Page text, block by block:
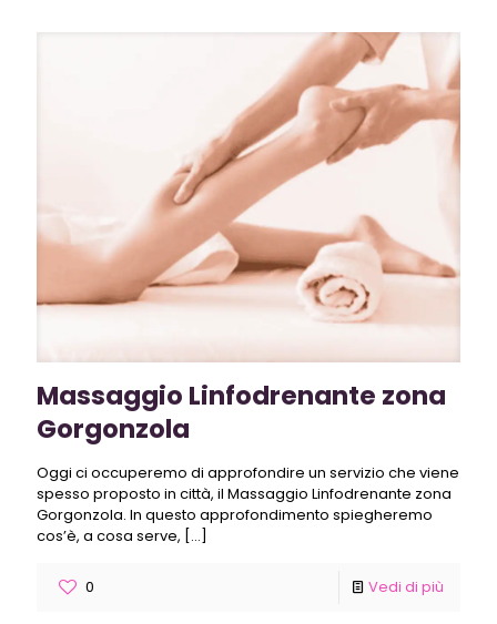
Massaggio Linfodrenante zona
Gorgonzola
Oggi ci occuperemo di approfondire un servizio che viene
spesso proposto in città, il Massaggio Linfodrenante zona
Gorgonzola. In questo approfondimento spiegheremo
cos’è, a cosa serve, […]
0 Vedi di più